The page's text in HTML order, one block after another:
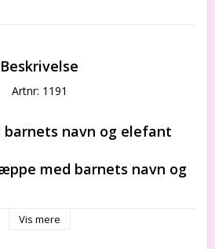
Beskrivelse
Artnr: 1191
navn og elefant
med barnets navn og
Vis mere